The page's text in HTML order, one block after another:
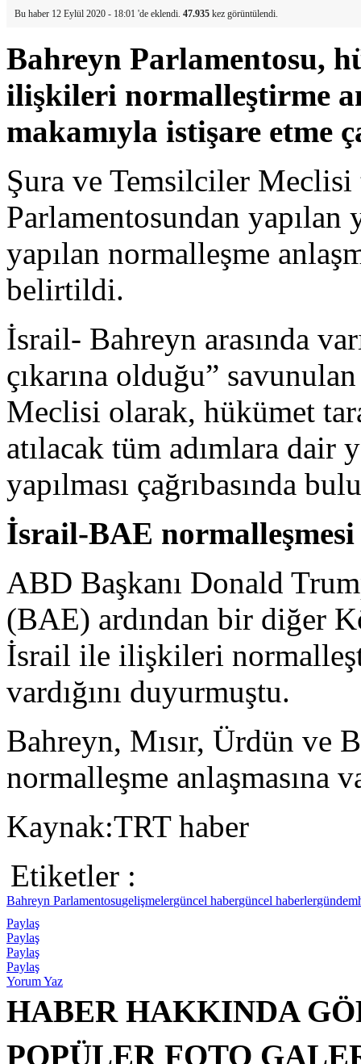
Bu haber 12 Eylül 2020 - 18:01 'de eklendi. 47.935 kez görüntülendi.
Bahreyn Parlamentosu,
ilişkileri normalleştirme
makamıyla istişare etme
Şura ve Temsilciler
Parlamentosundan yapılan
yapılan normalleşme
belirtildi.
İsrail- Bahreyn arasında
çıkarına olduğu”
Meclisi olarak, hükümet
atılacak tüm adımlara dair
yapılması çağrıbasında
İsrail-BAE normalleşmesi
ABD Başkanı Donald
(BAE) ardından bir diğer
İsrail ile ilişkileri
vardığını duyurmuştu.
Bahreyn, Mısır, Ürdün ve
normalleşme anlaşmasına
Kaynak:TRT haber
Etiketler :
Bahreyn Parlamentosugelişmelergüncel habergüncel haberlergündem
Paylaş
Paylaş
Paylaş
Paylaş
Yorum Yaz
HABER HAKKINDA
POPÜLER FOTO